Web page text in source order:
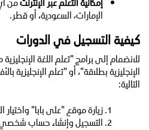
الإمارات، السعودية، أو قطر.
كيفية التسجيل في الدورات
للانضمام إلى برامج "تعلم اللغة
الإنجليزية بطلاقة"، أو "تعلم الإنجليزية
التالية:
زيارة موقع "على بابا" واختيار
التسجيل وإنشاء حساب